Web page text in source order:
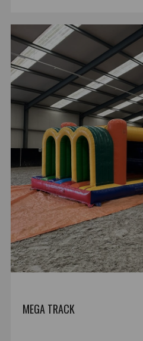
MEGA TRACK